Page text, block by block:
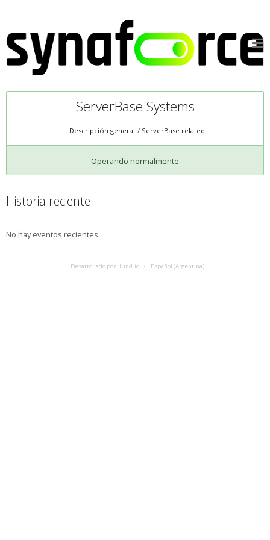
ServerBase Systems
Descripción general ServerBase related
Operando normalmente
Historia reciente
No hay eventos recientes
Desarrollado por Hund.io Español (Argentina)